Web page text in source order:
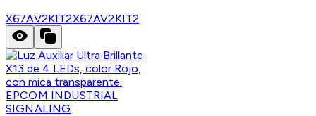
X67AV2KIT2X67AV2KIT2
EPCOM INDUSTRIAL
SIGNALING